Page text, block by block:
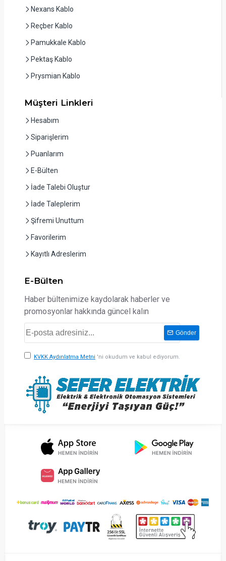
Nexans Kablo
Reçber Kablo
Pamukkale Kablo
Pektaş Kablo
Prysmian Kablo
Müşteri Linkleri
Hesabım
Siparişlerim
Puanlarım
E-Bülten
İade Talebi Oluştur
İade Taleplerim
Şifremi Unuttum
Favorilerim
Kayıtlı Adreslerim
E-Bülten
Haber bültenimize kaydolarak haberler ve
promosyonlar hakkında güncel kalın
Gönder
KVKK Aydınlatma Metni 'ni okudum ve kabul ediyorum.